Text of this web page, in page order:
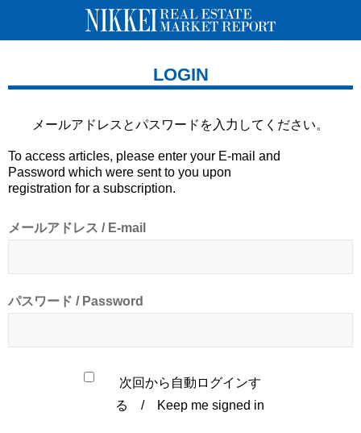
LOGIN
メールアドレスとパスワードを 入力してください。
To access articles, please enter your E-mail and
Password which were sent to you upon
registration for a subscription.
メールアドレス / E-mail
パスワード / Password
次回から自動ログインす
る / Keep me signed in